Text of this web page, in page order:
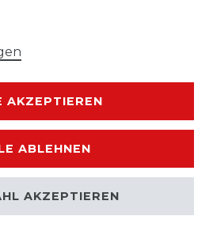
| Alle Rechte vorbehalten.
AKZEPTIEREN
ABLEHNEN
AKZEPTIEREN